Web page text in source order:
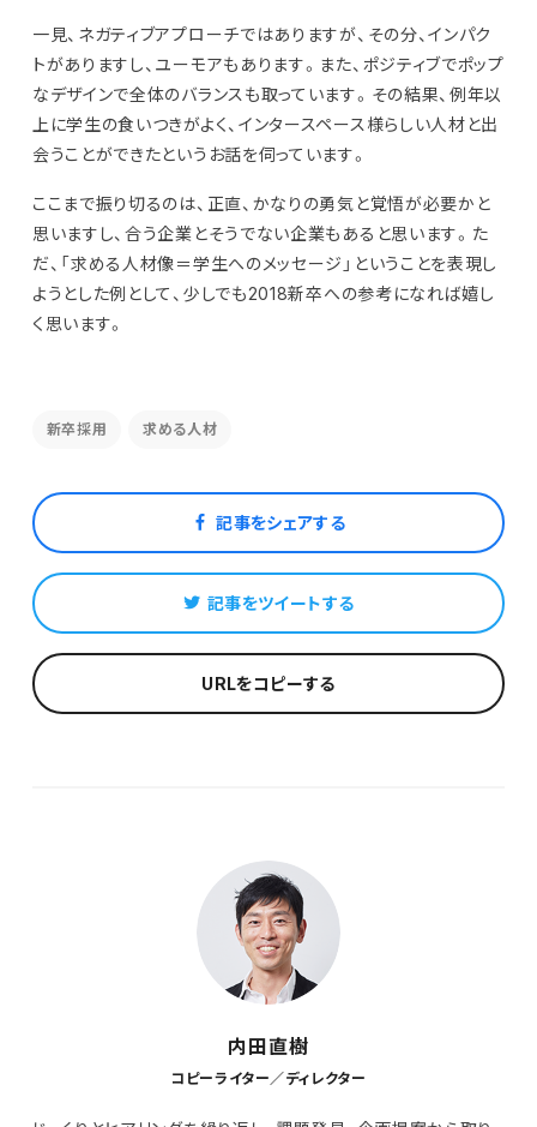
一見、ネガティブアプローチではありますが、その分、インパク
トがありますし、ユーモアもあります。また、ポジティブでポップ
なデザインで全体のバランスも取っています。その結果、例年以
上に学生の食いつきがよく、インタースペース様らしい人材と出
会うことができたというお話を伺っています。
ここまで振り切るのは、正直、かなりの勇気と覚悟が必要かと
思いますし、合う企業とそうでない企業もあると思います。た
だ、「求める人材像＝学生へのメッセージ」ということを表現し
ようとした例として、少しでも2018新卒への参考になれば嬉し
く思います。
新卒採用 求める人材
記事をシェアする
記事をツイートする
URLをコピーする
内田直樹
コピーライター／ディレクター